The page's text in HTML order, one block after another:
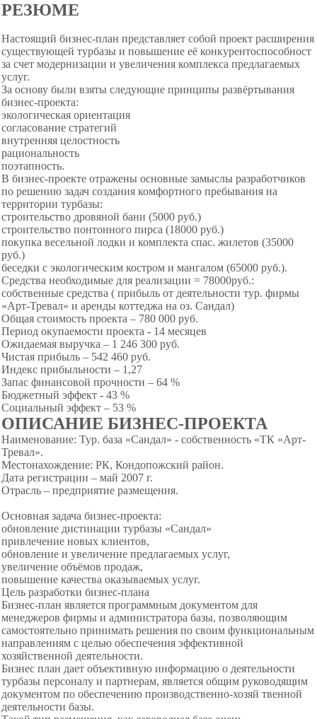
РЕЗЮМЕ
Настоящий бизнес-план представляет собой проект расширения
существующей турбазы и повышение её конкурентоспособност
за счет модернизации и увеличения комплекса предлагаемых
услуг.
За основу были взяты следующие принципы развёртывания
бизнес-проекта:
экологическая ориентация
согласование стратегий
внутренняя целостность
рациональность
поэтапность.
В бизнес-проекте отражены основные замыслы разработчиков
по решению задач создания комфортного пребывания на
территории турбазы:
строительство дровяной бани (5000 руб.)
строительство понтонного пирса (18000 руб.)
покупка весельной лодки и комплекта спас. жилетов (35000
руб.)
беседки с экологическим костром и мангалом (65000 руб.).
Средства необходимые для реализации = 78000руб.:
собственные средства ( прибыль от деятельности тур. фирмы
«Арт-Тревал» и аренды коттеджа на оз. Сандал)
Общая стоимость проекта – 780 000 руб.
Период окупаемости проекта - 14 месяцев
Ожидаемая выручка – 1 246 300 руб.
Чистая прибыль – 542 460 руб.
Индекс прибыльности – 1,27
Запас финансовой прочности – 64 %
Бюджетный эффект - 43 %
Социальный эффект – 53 %
ОПИСАНИЕ БИЗНЕС-ПРОЕКТА
Наименование: Тур. база «Сандал» - собственность «ТК «Арт-
Тревал».
Местонахождение: РК, Кондопожский район.
Дата регистрации – май 2007 г.
Отрасль – предприятие размещения.
Основная задача бизнес-проекта:
обновление дистинации турбазы «Сандал»
привлечение новых клиентов,
обновление и увеличение предлагаемых услуг,
увеличение объёмов продаж,
повышение качества оказываемых услуг.
Цель разработки бизнес-плана
Бизнес-план является программным документом для
менеджеров фирмы и администратора базы, позволяющим
самостоятельно принимать решения по своим функциональным
направлениям с целью обеспечения эффективной
хозяйственной деятельности.
Бизнес план дает объективную информацию о деятельности
турбазы персоналу и партнерам, является общим руководящим
документом по обеспечению производственно-хозяй твенной
деятельности базы.